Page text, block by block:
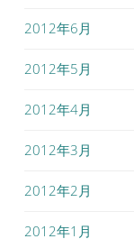
2012年6月
2012年5月
2012年4月
2012年3月
2012年2月
2012年1月